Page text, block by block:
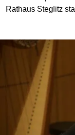
Rathaus Steglitz